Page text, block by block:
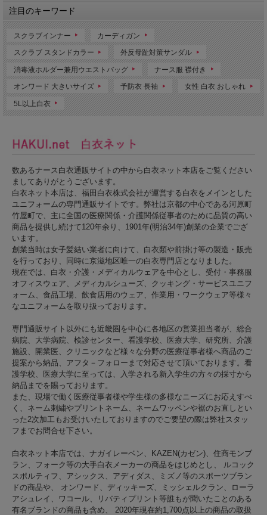
注目のキーワード
スクラブインナー カーディガン
スクラブ スタンドカラー 外反母趾対策サンダル
消毒液ホルダー兼用ウエストバッグ ナース服 襟付き
オンワード 大きいサイズ 予防衣 長袖 女性 白衣 おしゃれ
5L以上白衣
数あるナース白衣通販サイトの中から白衣ネット本店をご覧ください
ましてありがとうございます。
白衣ネット本店は、福田白衣株式会社が運営する白衣をメインとした
ユニフォームの専門通販サイトです。弊社は京都の中心である河原町
竹屋町で、主に全国の医療関係・介護関係従事者のために品質の高い
商品を提供し続けて120年余り、1901年(明治34年)創業の企業でござ
います。
創業当時は女子髪結い業者に向けて、白衣類や前掛け等の製造・販売
を行っており、同時に京滋地区唯一の白衣専門店となりました。
現在では、白衣・介護・メディカルウェアを中心とし、受付・事務服
オフィスウェア、メディカルシューズ、クッキング・サービスユニフ
ォーム、食品工場、飲食店用のウェア、作業用・ワークウェア等様々
なユニフォームを取り扱っております。
専門通販サイト以外にも近畿圏を中心に各地区の営業担当者が、総合
病院、大学病院、検診センター、看護学校、医療大学、研究所、介護
施設、開業医、クリニックなど様々な分野の医療従事者様へ商品のご
提案から納品、アフタ－フォローまで対応させて頂いております。看
護学校、医療大学に至っては、入学される新入学生の方々の採寸から
納品までを賜っております。
また、現場で働く医療従事者様や学生様の多様なニーズにお応えすべ
く、ネーム刺繍やプリントネーム、ネームワッペンや裾のお直しとい
った2次加工もお受けいたしておりますのでご要望の際は弊社スタッ
フまでお問合せ下さい。
白衣ネット本店では、ナガイレーベン、KAZEN(カゼン)、住商モンブ
ラン、フォーク等の大手白衣メーカーの商品をはじめとし、 ルコック
スポルティフ、アシックス、アディダス、ミズノ等のスポーツブラン
ドの商品や、 オンワード、ディッキーズ、ミッシェルクラン、ローラ
アシュレイ、ワコール、リバティプリント等誰もが聞いたことのある
有名ブランドの商品も含め、 2020年現在約1,700点以上の商品の取扱